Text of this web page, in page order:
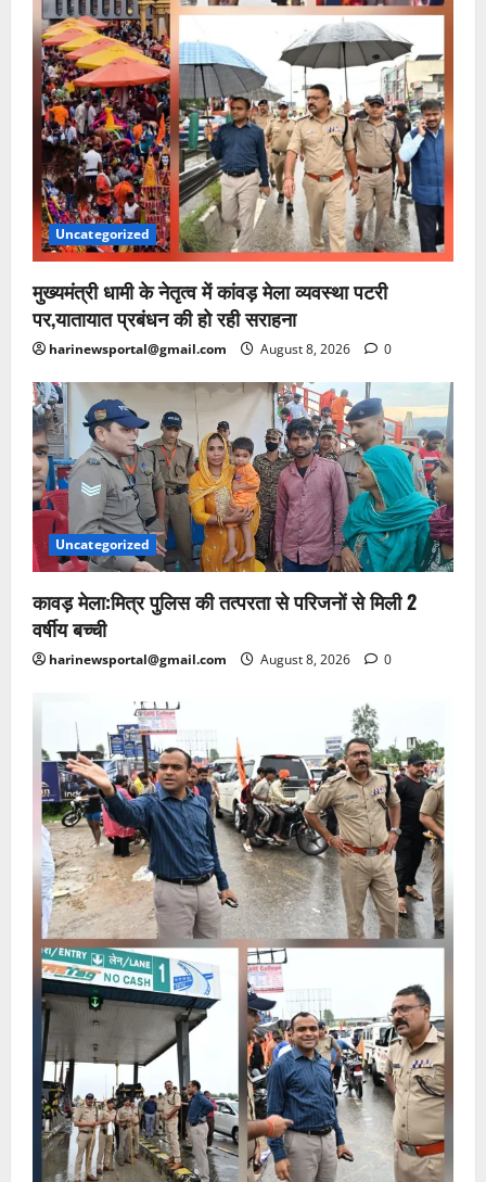
Uncategorized
मुख्यमंत्री धामी के नेतृत्व में कांवड़ मेला व्यवस्था पटरी
पर,यातायात प्रबंधन की हो रही सराहना
harinewsportal@gmail.com August 8, 2026 0
Uncategorized
कावड़ मेला:मित्र पुलिस की तत्परता से परिजनों से मिली 2
वर्षीय बच्ची
harinewsportal@gmail.com August 8, 2026 0